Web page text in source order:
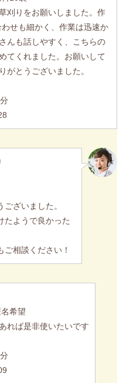
刈りをお願いしました。作
せも細かく、作業は迅速か
んも話しやすく、こちらの
てくれました。お願いして
がとうございました。
ざいました。
たようで良かった
ご相談ください！
希望
れば是非使いたいです